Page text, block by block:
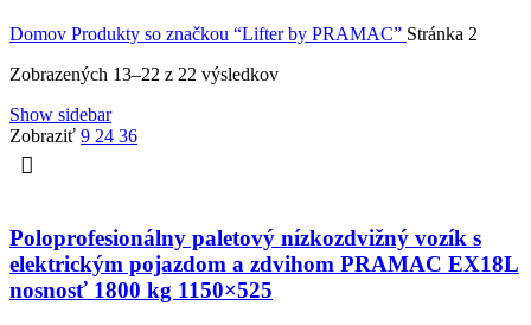
Domov Produkty so značkou “Lifter by PRAMAC” Stránka 2
Zobrazených 13–22 z 22 výsledkov
Show sidebar
Zobraziť 9 24 36
Poloprofesionálny paletový nízkozdvižný vozík s
elektrickým pojazdom a zdvihom PRAMAC EX18L
nosnosť 1800 kg 1150×525